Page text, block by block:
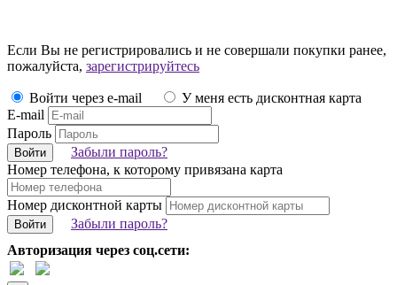
Если Вы не регистрировались и не совершали покупки ранее,
пожалуйста, зарегистрируйтесь
Войти через e-mail
У меня есть дисконтная карта
E-mail
Пароль
Войти
Забыли пароль?
Номер телефона, к которому привязана карта
Номер дисконтной карты
Войти
Забыли пароль?
Авторизация через соц.сети: